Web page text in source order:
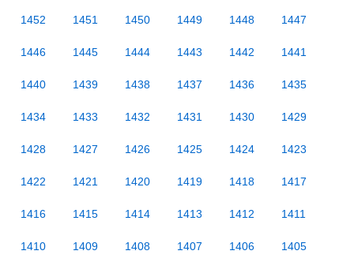
1452 1451 1450 1449 1448 1447
1446 1445 1444 1443 1442 1441
1440 1439 1438 1437 1436 1435
1434 1433 1432 1431 1430 1429
1428 1427 1426 1425 1424 1423
1422 1421 1420 1419 1418 1417
1416 1415 1414 1413 1412 1411
1410 1409 1408 1407 1406 1405